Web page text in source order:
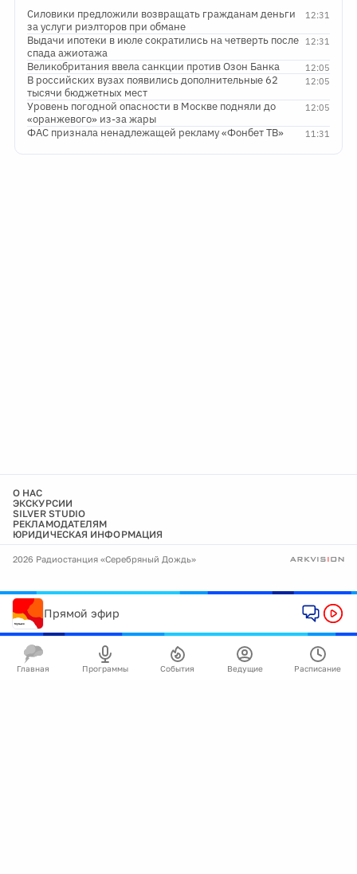
12:31
Силовики предложили возвращать гражданам деньги
за услуги риэлторов при обмане
12:31
Выдачи ипотеки в июле сократились на четверть после
спада ажиотажа
12:05
Великобритания ввела санкции против Озон Банка
12:05
В российских вузах появились дополнительные 62
тысячи бюджетных мест
12:05
Уровень погодной опасности в Москве подняли до
«оранжевого» из-за жары
11:31
ФАС признала ненадлежащей рекламу «Фонбет ТВ»
О НАС
ЭКСКУРСИИ
SILVER STUDIO
РЕКЛАМОДАТЕЛЯМ
ЮРИДИЧЕСКАЯ ИНФОРМАЦИЯ
2026 Радиостанция «Серебряный Дождь»
Прямой эфир
Главная Программы События Ведущие Расписание